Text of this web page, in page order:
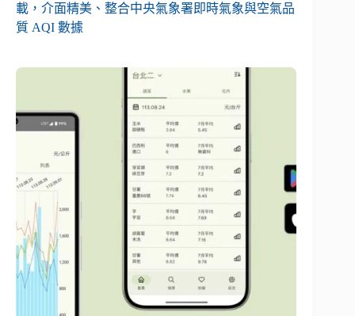
載，介面精美、整合中央氣象署即時氣象與空氣品
質 AQI 數據